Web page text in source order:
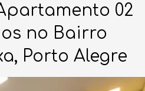
02
no Bairro
Porto Alegre